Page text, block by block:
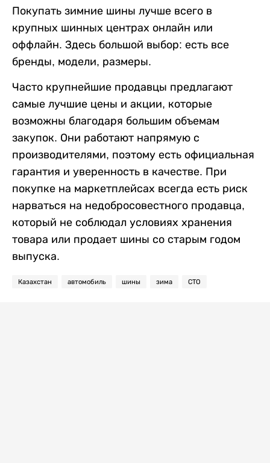
Покупать зимние шины лучше всего в
крупных шинных центрах онлайн или
оффлайн. Здесь большой выбор: есть все
бренды, модели, размеры.
Часто крупнейшие продавцы предлагают
самые лучшие цены и акции, которые
возможны благодаря большим объемам
закупок. Они работают напрямую с
производителями, поэтому есть официальная
гарантия и уверенность в качестве. При
покупке на маркетплейсах всегда есть риск
нарваться на недобросовестного продавца,
который не соблюдал условиях хранения
товара или продает шины со старым годом
выпуска.
Казахстан автомобиль шины зима СТО